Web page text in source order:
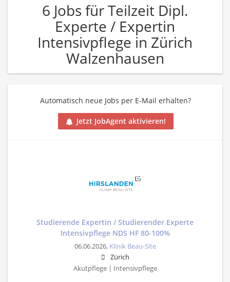
6 Jobs für Teilzeit Dipl.
Experte / Expertin
Intensivpflege in Zürich
Walzenhausen
Automatisch neue Jobs per E-Mail erhalten?
Jetzt JobAgent aktivieren!
Studierende Expertin / Studierender Experte
Intensivpflege NDS HF 80-100%
06.06.2026, Klinik Beau-Site
Zürich
Akutpflege | Intensivpflege